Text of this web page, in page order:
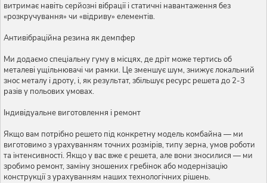
витримає навіть серйозні вібрації і статичні навантаження без
«розкручування» чи «відриву» елементів.
Антивібраційна резина як демпфер
Ми додаємо спеціальну гуму в місцях, де дріт може тертись об
металеві ущільнювачі чи рамки. Це зменшує шум, знижує локальний
знос металу і дроту, і, як результат, збільшує ресурс решета до 2-3
разів у польових умовах.
Індивідуальне виготовлення і ремонт
Якщо вам потрібно решето під конкретну модель комбайна — ми
виготовимо з урахуванням точних розмірів, типу зерна, умов роботи
та інтенсивності. Якщо у вас вже є решета, але вони зносилися — ми
зробимо ремонт, заміну зношених гребінок або модернізацію
конструкції з урахуванням наших технологічних рішень.